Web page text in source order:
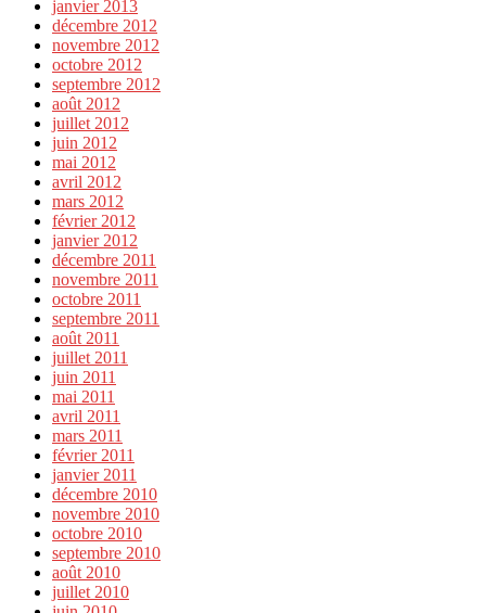
janvier 2013
décembre 2012
novembre 2012
octobre 2012
septembre 2012
août 2012
juillet 2012
juin 2012
mai 2012
avril 2012
mars 2012
février 2012
janvier 2012
décembre 2011
novembre 2011
octobre 2011
septembre 2011
août 2011
juillet 2011
juin 2011
mai 2011
avril 2011
mars 2011
février 2011
janvier 2011
décembre 2010
novembre 2010
octobre 2010
septembre 2010
août 2010
juillet 2010